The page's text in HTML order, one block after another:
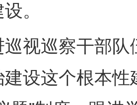
。
巡察干部队
建设这个根本